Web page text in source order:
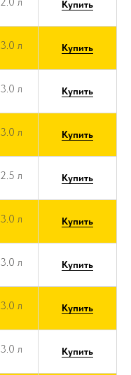
Купить
3.0 л Купить
3.0 л Купить
3.0 л Купить
2.5 л Купить
3.0 л Купить
3.0 л Купить
3.0 л Купить
3.0 л Купить